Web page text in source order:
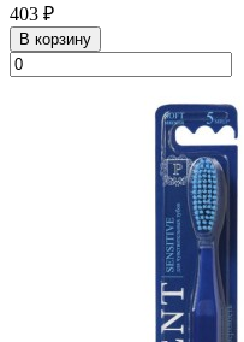
403 ₽
В корзину